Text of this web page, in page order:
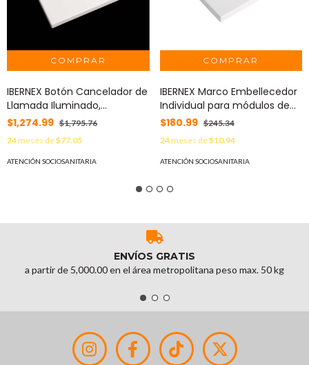
IBERNEX Botón Cancelador de
Llamada Iluminado,
Compatible con NX0015 y
NX0034 MOD: NX0195G
$1,274.99 $1,795.76
24meses de$77.05
ATENCIÓN SOCIOSANITARIA
IBERNEX Marco Embellecedor
Individual para módulos de
Ibernex MOD: NX9003
$180.99 $245.34
24meses de$10.94
ATENCIÓN SOCIOSANITARIA
ENVÍOS GRATIS
a partir de 5,000.00 en el área metropolitana peso max. 50 kg